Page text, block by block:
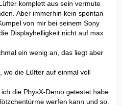
komplett aus sein vermute
Aber immerhin kein spontan
von mir bei seinem Sony
Displayhelligkeit nicht auf max
ein wenig an, das liegt aber
wo die Lüfter auf einmal voll
die PhysX-Demo getestet habe
werfen kann und so.